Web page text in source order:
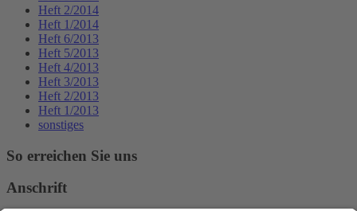
Heft 2/2014
Heft 1/2014
Heft 6/2013
Heft 5/2013
Heft 4/2013
Heft 3/2013
Heft 2/2013
Heft 1/2013
sonstiges
So erreichen Sie uns
Anschrift